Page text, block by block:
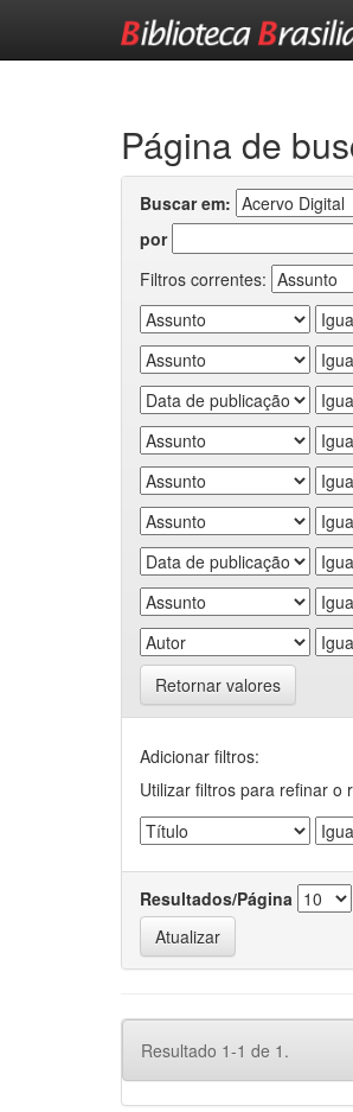
Página de
Buscar em:
por
Filtros correntes:
Retornar valores
Adicionar filtros:
Utilizar filtros para refinar o
Resultados/Página
Resultado 1-1 de 1.